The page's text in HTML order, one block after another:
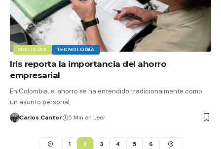
NOTICIAS TECNOLOGÍA
Iris reporta la importancia del ahorro
empresarial
En Colombia, el ahorro se ha entendido tradicionalmente como
un asunto personal,…
Carlos Cantor 5 Min en Leer
1 2 3 4 5 6